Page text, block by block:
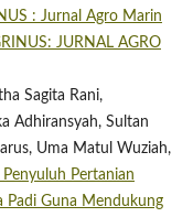
: Jurnal Agro Marin
JURNAL AGRO
Sagita Rani,
Adhiransyah, Sultan
Uma Matul Wuziah,
Penyuluh Pertanian
Padi Guna Mendukung